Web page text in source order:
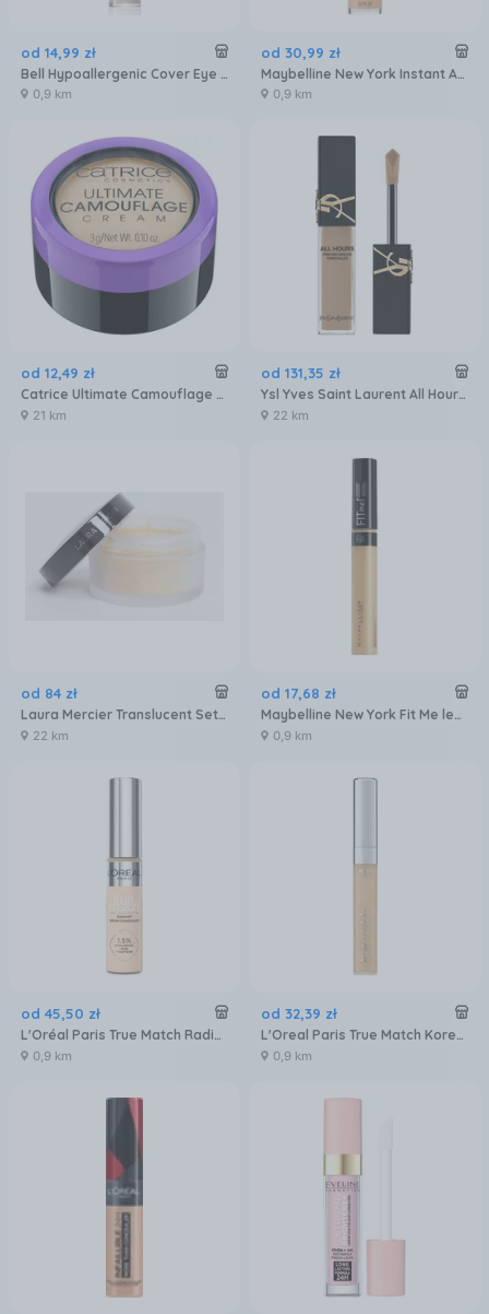
od 14,99 zł
Bell Hypoallergenic Cover Eye & Skin Korektor kamuflujący 10
0,9 km
od 30,99 zł
Maybelline New York Instant Anti-Age Eraser korektor z gąbeczką 01 Light 6,8 ml
0,9 km
od 12,49 zł
Catrice Ultimate Camouflage Cream kremowy korektor W Fair 015 3g
21 km
od 131,35 zł
Ysl Yves Saint Laurent All Hours Korektor 15Ml Odcień Mn10
22 km
od 84 zł
Laura Mercier Translucent Setting Powder w rozmiarze podróżnym Honey
22 km
od 17,68 zł
Maybelline New York Fit Me lekki korektor do twarzy 20 Sand 6,8ml
0,9 km
od 45,50 zł
L'Oréal Paris True Match Radiant Rozświetlający Korektor Pielęgnujący Do Twarzy 3R 4,7ml
0,9 km
od 32,39 zł
L'Oreal Paris True Match Korektor All in one 2.N Vanilla 6,8 ml
0,9 km